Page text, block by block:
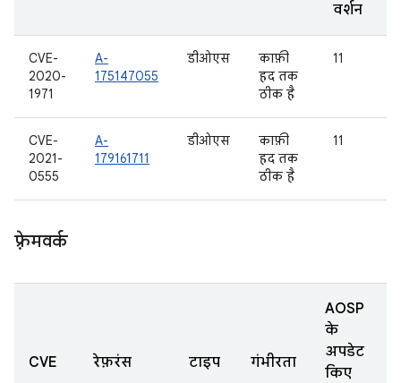
वर्शन
CVE-
2020-
1971
A-
175147055
डीओएस
काफ़ी
हद तक
ठीक है
11
CVE-
2021-
0555
A-
179161711
डीओएस
काफ़ी
हद तक
ठीक है
11
फ़्रेमवर्क
CVE रेफ़रंस टाइप गंभीरता
AOSP
के
अपडेट
किए